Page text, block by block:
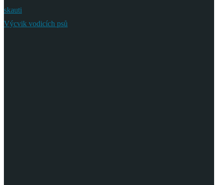
skauti
Výcvik vodicích psů